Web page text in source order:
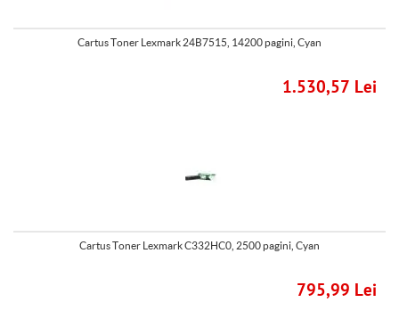
Cartus Toner Lexmark 24B7515, 14200 pagini, Cyan
1.530,57 Lei
Cartus Toner Lexmark C332HC0, 2500 pagini, Cyan
795,99 Lei